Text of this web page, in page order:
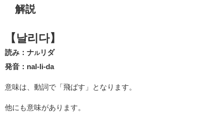
解説
【날리다】
読み：ナルリダ
発音：nal-li-da
意味は、動詞で「飛ばす」となります。
他にも意味があります。